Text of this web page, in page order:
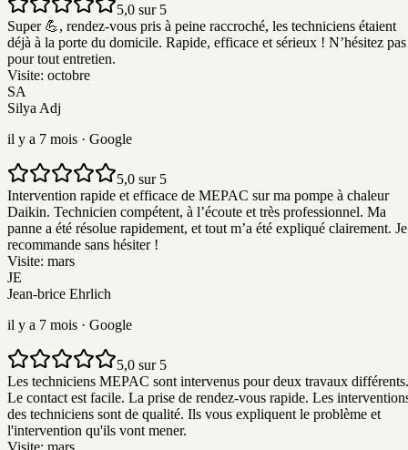
5,0 sur 5
Super 💪, rendez-vous pris à peine raccroché, les techniciens étaient
déjà à la porte du domicile. Rapide, efficace et sérieux ! N’hésitez pas
pour tout entretien.
Visite: octobre
SA
Silya Adj
il y a 7 mois · Google
5,0 sur 5
Intervention rapide et efficace de MEPAC sur ma pompe à chaleur
Daikin. Technicien compétent, à l’écoute et très professionnel. Ma
panne a été résolue rapidement, et tout m’a été expliqué clairement. Je
recommande sans hésiter !
Visite: mars
JE
Jean-brice Ehrlich
il y a 7 mois · Google
5,0 sur 5
Les techniciens MEPAC sont intervenus pour deux travaux différents.
Le contact est facile. La prise de rendez-vous rapide. Les
des techniciens sont de qualité. Ils vous expliquent le problème et
l'intervention qu'ils vont mener.
Visite: mars